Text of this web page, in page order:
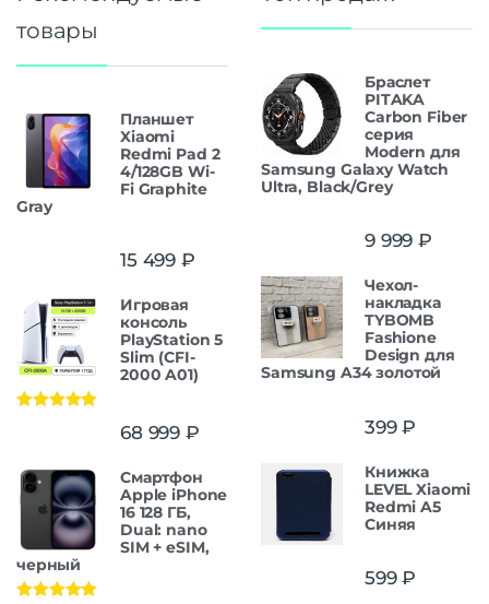
товары
Планшет
Xiaomi
Redmi Pad 2
4/128GB Wi-
Fi Graphite
Gray
15 499 ₽
Игровая
консоль
PlayStation 5
Slim (CFI-
2000 A01)
68 999 ₽
Смартфон
Apple iPhone
16 128 ГБ,
Dual: nano
SIM + eSIM,
черный
Браслет
PITAKA
Carbon Fiber
серия
Modern для
Samsung Galaxy Watch
Ultra, Black/Grey
9 999 ₽
Чехол-
накладка
TYBOMB
Fashione
Design для
Samsung A34 золотой
399₽
Книжка
LEVEL Xiaomi
Redmi A5
Синяя
599₽